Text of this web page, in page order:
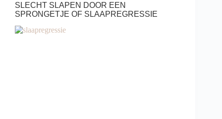
SLECHT SLAPEN DOOR EEN
SPRONGETJE OF SLAAPREGRESSIE